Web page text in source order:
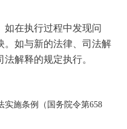
如在执行过程中发现问
。如与新的法律、司法解
解释的规定执行。
实施条例（国务院令第658